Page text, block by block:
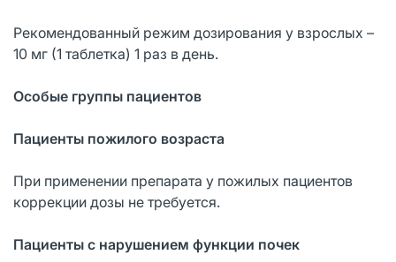
Рекомендованный режим дозирования у взрослых –
10 мг (1 таблетка) 1 раз в день.
Особые группы пациентов
Пациенты пожилого возраста
При применении препарата у пожилых пациентов
коррекции дозы не требуется.
Пациенты с нарушением функции почек